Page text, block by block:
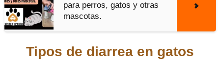
para perros, gatos y otras
mascotas.
Tipos de diarrea en gatos